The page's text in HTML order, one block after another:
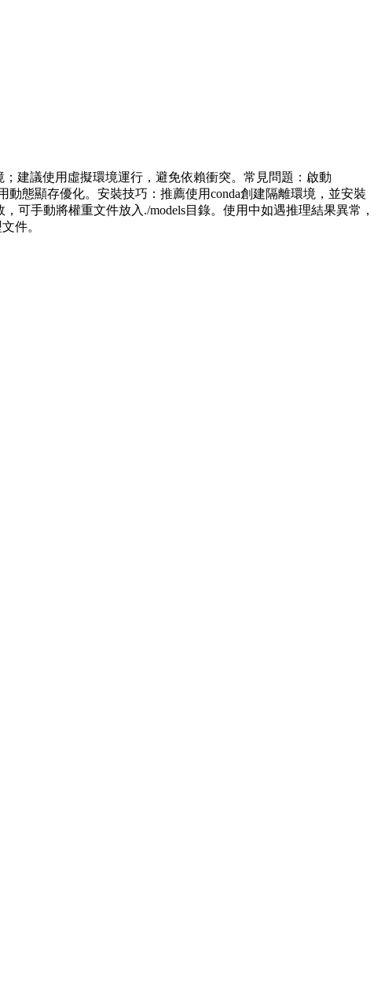
建議使用虛擬環境運行，避免依賴衝突。常見問題：啟動
動態顯存優化。安裝技巧：推薦使用conda創建隔離環境，並安裝
可手動將權重文件放入./models目錄。使用中如遇推理結果異常，
件。